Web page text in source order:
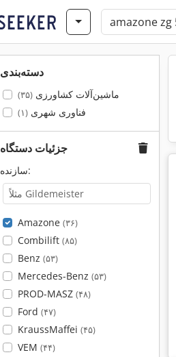
دسته‌بندی
ماشین‌آلات کشاورزی(۳۵)
فناوری شهری(۱)
جزئیات دستگاه
سازنده:
Amazone (۳۶)
Combilift (۸۵)
Benz (۵۳)
Mercedes-Benz (۵۳)
PROD-MASZ (۴۸)
Ford (۴۷)
KraussMaffei (۴۵)
VEM (۴۴)